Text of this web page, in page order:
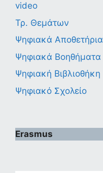
video
Τρ. Θεμάτων
Ψηφιακά Αποθετήρια
Ψηφιακά Βοηθήματα
Ψηφιακή Βιβλιοθήκη
Ψηφιακό Σχολείο
Erasmus